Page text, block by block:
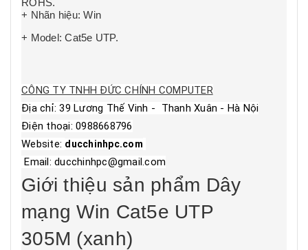
+ Nhãn hiệu:Win
+ Model: Cat5e UTP.
CÔNG TY TNHH ĐỨC CHÍNH COMPUTER
Địa chỉ: 39 Lương Thế Vinh - Thanh Xuân - Hà Nội
Điện thoại: 0988668796
Website: ducchinhpc.com
Email: ducchinhpc@gmail.com
Giới thiệu sản phẩm Dây
mạngWin Cat5e UTP
305M (xanh)